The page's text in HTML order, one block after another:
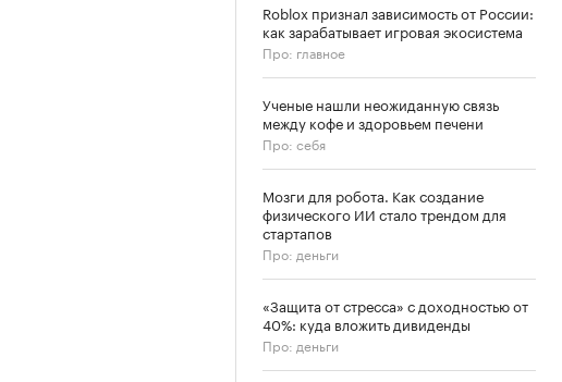
Roblox признал зависимость от России:
как зарабатывает игровая экосистема
Про: главное
Ученые нашли неожиданную связь
между кофе и здоровьем печени
Про: себя
Мозги для робота. Как создание
физического ИИ стало трендом для
стартапов
Про: деньги
«Защита от стресса» с доходностью от
40%: куда вложить дивиденды
Про: деньги